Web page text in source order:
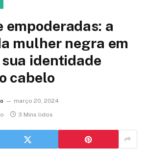
empoderadas: a
mulher negra em
identidade
cabelo
março 20, 2024
3 Mins lidos